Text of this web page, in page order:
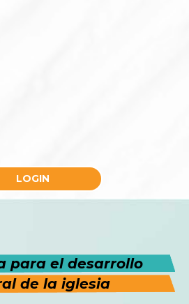
LOGIN
para el desarrollo
de la iglesia